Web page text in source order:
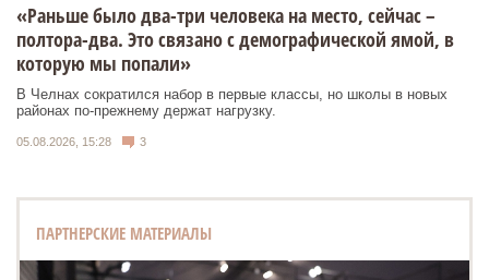
«Раньше было два-три человека на место, сейчас –
полтора-два. Это связано с демографической ямой, в
которую мы попали»
В Челнах сократился набор в первые классы, но школы в новых
районах по-прежнему держат нагрузку.
05.08.2026, 15:28 3
ПАРТНЕРСКИЕ МАТЕРИАЛЫ